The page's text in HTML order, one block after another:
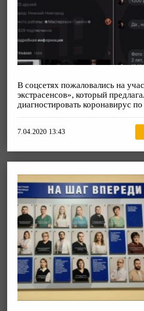
В соцсетях пожаловались на
экстрасенсов», который
диагностировать коронавирус
7.04.2020 13:43